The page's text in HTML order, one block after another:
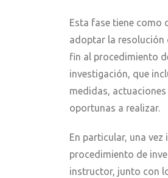
Esta fase tiene como
adoptar la resolución
fin al procedimiento
investigación, que
medidas,
oportunas a realizar.
En particular, una vez
procedimiento de
instructor, junto con